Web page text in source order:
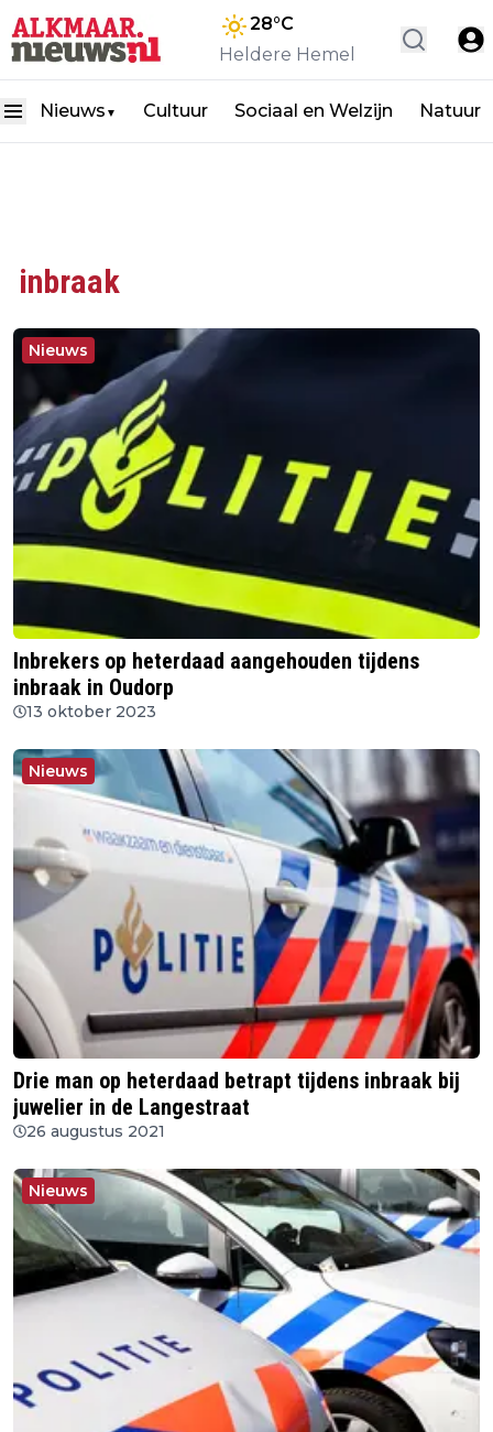
28°C
Heldere Hemel
Nieuws ▼ Cultuur Sociaal en Welzijn Natuur
inbraak
Nieuws
Inbrekers op heterdaad aangehouden tijdens
inbraak in Oudorp
13 oktober 2023
Nieuws
Drie man op heterdaad betrapt tijdens inbraak bij
juwelier in de Langestraat
26 augustus 2021
Nieuws